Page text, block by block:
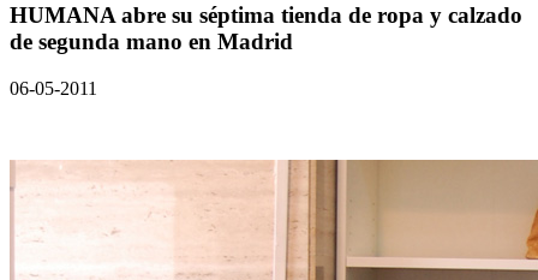
HUMANA abre su séptima tienda de ropa y calzado
de segunda mano en Madrid
06-05-2011